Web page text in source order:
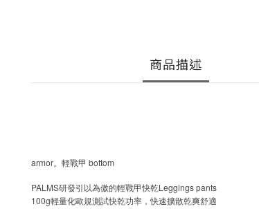
商品描述
armor。輕戰甲 bottom
PALMS研發引以為傲的輕戰甲快乾Leggings pants
100g輕量化歐規測試快乾功率，快速擴散乾爽舒適